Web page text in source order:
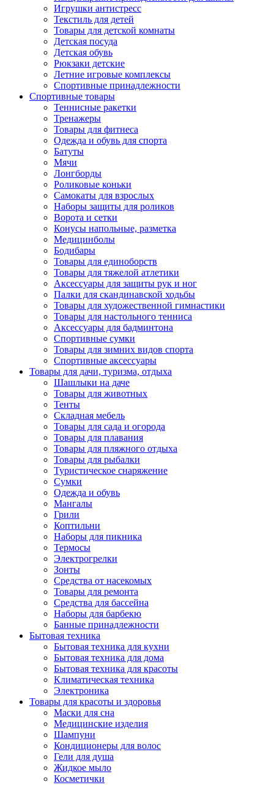
Игрушки антистресс
Текстиль для детей
Товары для детской комнаты
Детская посуда
Детская обувь
Рюкзаки детские
Летние игровые комплексы
Спортивные принадлежности
Спортивные товары
Теннисные ракетки
Тренажеры
Товары для фитнеса
Одежда и обувь для спорта
Батуты
Мячи
Лонгборды
Роликовые коньки
Самокаты для взрослых
Наборы защиты для роликов
Ворота и сетки
Конусы напольные, разметка
Медицинболы
Бодибары
Товары для единоборств
Товары для тяжелой атлетики
Аксессуары для защиты рук и ног
Палки для скандинавской ходьбы
Товары для художественной гимнастики
Товары для настольного тенниса
Аксессуары для бадминтона
Спортивные сумки
Товары для зимних видов спорта
Спортивные аксессуары
Товары для дачи, туризма, отдыха
Шашлыки на даче
Товары для животных
Тенты
Складная мебель
Товары для сада и огорода
Товары для плавания
Товары для пляжного отдыха
Товары для рыбалки
Туристическое снаряжение
Сумки
Одежда и обувь
Мангалы
Грили
Коптильни
Наборы для пикника
Термосы
Электрогрелки
Зонты
Средства от насекомых
Товары для ремонта
Средства для бассейна
Наборы для барбекю
Банные принадлежности
Бытовая техника
Бытовая техника для кухни
Бытовая техника для дома
Бытовая техника для красоты
Климатическая техника
Электроника
Товары для красоты и здоровья
Маски для сна
Медицинские изделия
Шампуни
Кондиционеры для волос
Гели для душа
Жидкое мыло
Косметички